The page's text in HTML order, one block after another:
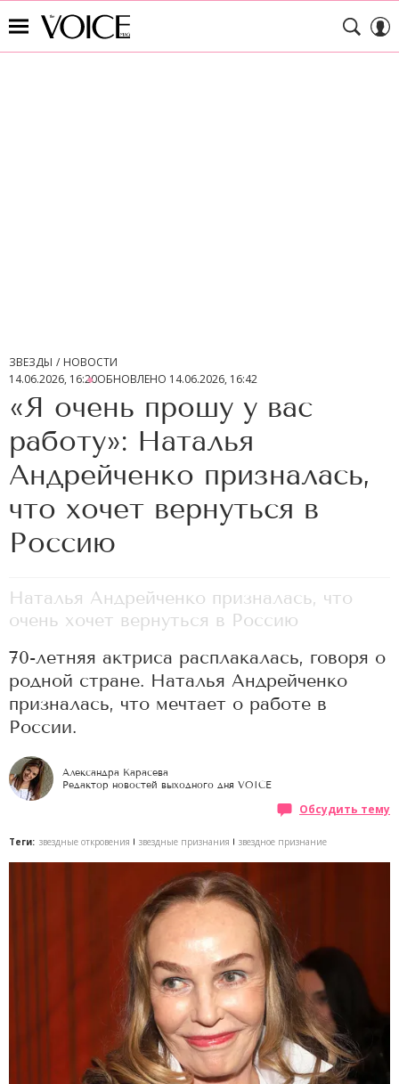
ЗВЕЗДЫ
НОВОСТИ
14.06.2026, 16:20ОБНОВЛЕНО 14.06.2026, 16:42
«Я очень прошу у вас
работу»: Наталья
Андрейченко призналась,
что хочет вернуться в
Россию
Наталья Андрейченко призналась, что
очень хочет вернуться в Россию
70-летняя актриса расплакалась, говоря о
родной стране. Наталья Андрейченко
призналась, что мечтает о работе в
России.
Александра Карасева
Редактор новостей выходного дня VOICE
Обсудить тему
Теги: звездные откровения звездные признания звездное признание